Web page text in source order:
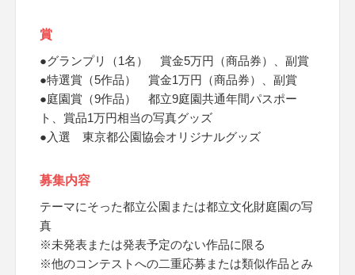
賞
●グランプリ（1名） 賞金5万円（商品券）、副賞
●特選賞（5作品） 賞金1万円（商品券）、副賞
●庭園賞（9作品） 都立9庭園共通年間パスポー
ト、賞品1万円相当の写真グッズ
●入選 東京都公園協会オリジナルグッズ
募集内容
テーマにそった都立公園または都立文化財庭園の写
真
※未発表または発表予定のない作品に限る
※他のコンテストへの二重応募または類似作品とみ